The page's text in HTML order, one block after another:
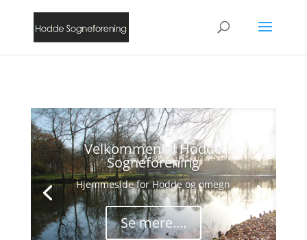
Velkommen til Hodde
Sogneforening
Hjemmeside for Hodde og omegn
Se mere....